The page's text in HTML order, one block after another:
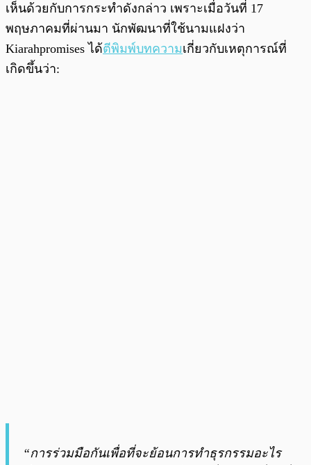
เห็นด้วยกับการกระทำดังกล่าว เพราะเมื่อวันที่ 17
พฤษภาคมที่ผ่านมา นักพัฒนาที่ใช้นามแฝงว่า
Kiarahpromises ได้ตีพิมพ์บทความเกี่ยวกับเหตุการณ์ที่
เกิดขึ้นว่า:
“การร่วมมือกันเพื่อที่จะย้อนการทำธุรกรรมอะไร